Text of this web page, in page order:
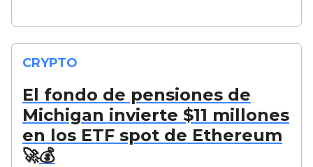
CRYPTO
El fondo de pensiones de
Michigan invierte $11 millones
en los ETF spot de Ethereum
🚀💰